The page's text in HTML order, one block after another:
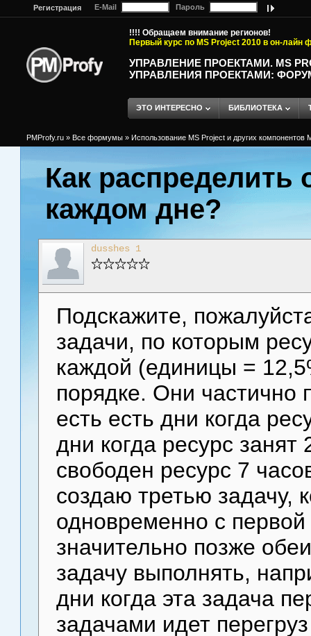
Регистрация E-Mail Пароль
!!!! Обращаем внимание регионов!
Первый курс по MS Project 2010 в он-лайн
УПРАВЛЕНИЕ ПРОЕКТАМИ. MS
УПРАВЛЕНИЯ ПРОЕКТАМИ:
ЭТО ИНТЕРЕСНО БИБЛИОТЕКА
PMProfy.ru » Все формумы » Использование MS Project и других компонентов
Как распределить
каждом дне?
dusshes 1
Подскажите,
задачи, по которым
каждой (единицы =
порядке. Они частично
есть есть дни когда
дни когда ресурс
свободен ресурс 7
создаю третью задачу,
одновременно с первой
значительно позже
задачу выполнять,
дни когда эта задача
задачами идет